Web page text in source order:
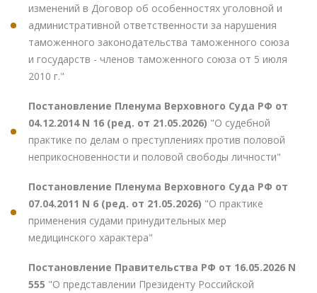
изменений в Договор об особенностях уголовной и
административной ответственности за нарушения
таможенного законодательства таможенного союза
и государств - членов таможенного союза от 5 июля
2010 г."
Постановление Пленума Верховного Суда РФ от
04.12.2014 N 16 (ред. от 21.05.2026) "О судебной
практике по делам о преступлениях против половой
неприкосновенности и половой свободы личности"
Постановление Пленума Верховного Суда РФ от
07.04.2011 N 6 (ред. от 21.05.2026) "О практике
применения судами принудительных мер
медицинского характера"
Постановление Правительства РФ от 16.05.2026 N
555 "О представлении Президенту Российской